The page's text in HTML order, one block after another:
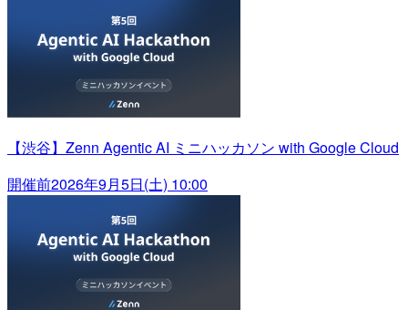
【渋谷】Zenn Agentic AI ミニハッカソン with Google Cloud
開催前2026年9月5日(土) 10:00